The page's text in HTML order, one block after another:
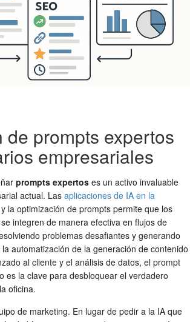
de prompts expertos
empresariales
prompts expertos es un activo invaluable
actual. Las aplicaciones de IA en la
la optimización de prompts permite que los
integren de manera efectiva en flujos de
problemas desafiantes y generando
automatización de la generación de contenido
al cliente y el análisis de datos, el prompt
es la clave para desbloquear el verdadero
oficina.
de marketing. En lugar de pedir a la IA que